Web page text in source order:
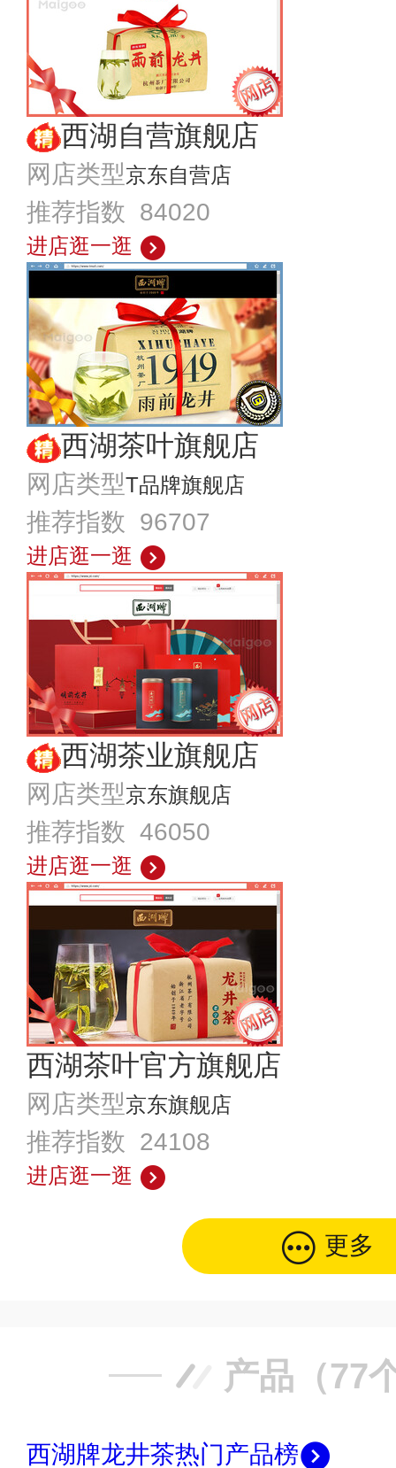
西湖自营旗舰店
网店类型京东自营店
推荐指数 84020
进店逛一逛
西湖茶叶旗舰店
网店类型T品牌旗舰店
推荐指数 96707
进店逛一逛
西湖茶业旗舰店
网店类型京东旗舰店
推荐指数 46050
进店逛一逛
西湖茶叶官方旗舰店
网店类型京东旗舰店
推荐指数 24108
进店逛一逛
更多
产品（77
西湖牌龙井茶热门产品榜